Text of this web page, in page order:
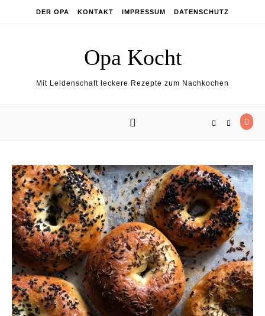
DER OPA KONTAKT IMPRESSUM DATENSCHUTZ
Opa Kocht
Mit Leidenschaft leckere Rezepte zum Nachkochen